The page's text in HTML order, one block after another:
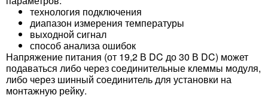
технология подключения
диапазон измерения температуры
выходной сигнал
способ анализа ошибок
Напряжение питания (от 19,2 В DC до 30 В DC) может
подаваться либо через соединительные клеммы модуля,
либо через шинный соединитель для установки на
монтажную рейку.